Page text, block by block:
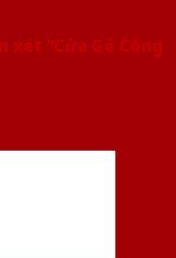
xét “Cửa Gỗ Công